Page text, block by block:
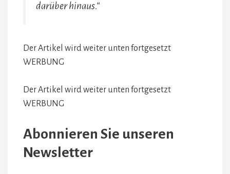
darüber hinaus.“
Der Artikel wird weiter unten fortgesetzt
WERBUNG
Der Artikel wird weiter unten fortgesetzt
WERBUNG
Abonnieren Sie unseren
Newsletter